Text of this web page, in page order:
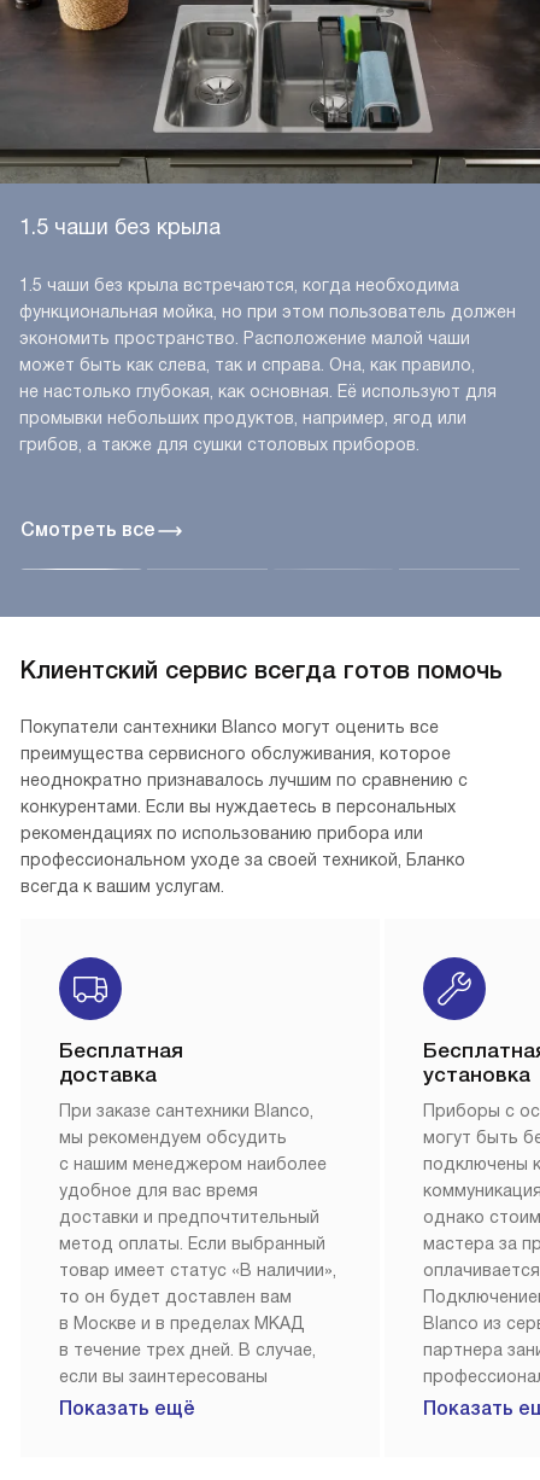
Смотреть все
1.5 чаши без крыла
1.5 чаши без крыла встречаются, когда необходима
функциональная мойка, но при этом пользователь должен
экономить пространство. Расположение малой чаши
может быть как слева, так и справа. Она, как правило,
не настолько глубокая, как основная. Её используют для
промывки небольших продуктов, например, ягод или
грибов, а также для сушки столовых приборов.
Клиентский сервис всегда готов помочь
Покупатели сантехники Blanco могут оценить все
преимущества сервисного обслуживания, которое
неоднократно признавалось лучшим по сравнению с
конкурентами. Если вы нуждаетесь в персональных
рекомендациях по использованию прибора или
профессиональном уходе за своей техникой, Бланко
всегда к вашим услугам.
Бесплатная
доставка
При заказе сантехники Blanco,
мы рекомендуем обсудить
с нашим менеджером наиболее
удобное для вас время
доставки и предпочтительный
метод оплаты. Если выбранный
товар имеет статус «В наличии»,
то он будет доставлен вам
в Москве и в пределах МКАД
в течение трех дней. В случае,
если вы заинтересованы
в товаре, который доступен
Показать ещё
установка
Приборы с
могут быть
подключены
однако
мастера за
Blanco из
партнера
Наш сервис
Показать